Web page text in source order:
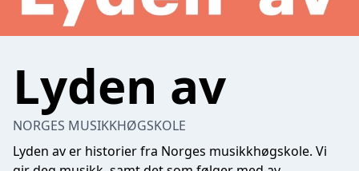
Lyden av
NORGES MUSIKKHØGSKOLE
Lyden av er historier fra Norges musikkhøgskole. Vi